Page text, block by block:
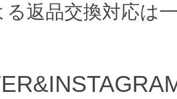
る返品交換対応は